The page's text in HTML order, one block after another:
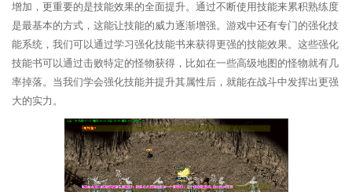
增加，更重要的是技能效果的全面提升。通过不断使用技能来累积熟练度
是最基本的方式，这能让技能的威力逐渐增强。游戏中还有专门的强化技
能系统，我们可以通过学习强化技能书来获得更强的技能效果。这些强化
技能书可以通过击败特定的怪物获得，比如在一些高级地图的怪物就有几
率掉落。当我们学会强化技能并提升其属性后，就能在战斗中发挥出更强
大的实力。